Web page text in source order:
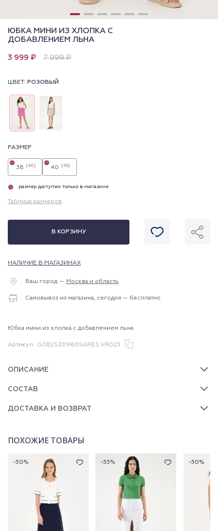
ЮБКА МИНИ ИЗ ХЛОПКА С
ДОБАВЛЕНИЕМ ЛЬНА
3 999 ₽ 7 999 ₽
ЦВЕТ: РОЗОВЫЙ
РАЗМЕР
38 (46)
i
40 (48)
i
i размер доступен только в магазине
Таблица размеров
В КОРЗИНУ
НАЛИЧИЕ В МАГАЗИНАХ
Ваш город — Москва и область
Самовывоз из магазина, сегодня — бесплатно
Юбка мини из хлопка с добавлением льна
Артикул G082SZ0980SARES.VR023
ОПИСАНИЕ
СОСТАВ
ДОСТАВКА И ВОЗВРАТ
ПОХОЖИЕ ТОВАРЫ
-50% -55% -50%